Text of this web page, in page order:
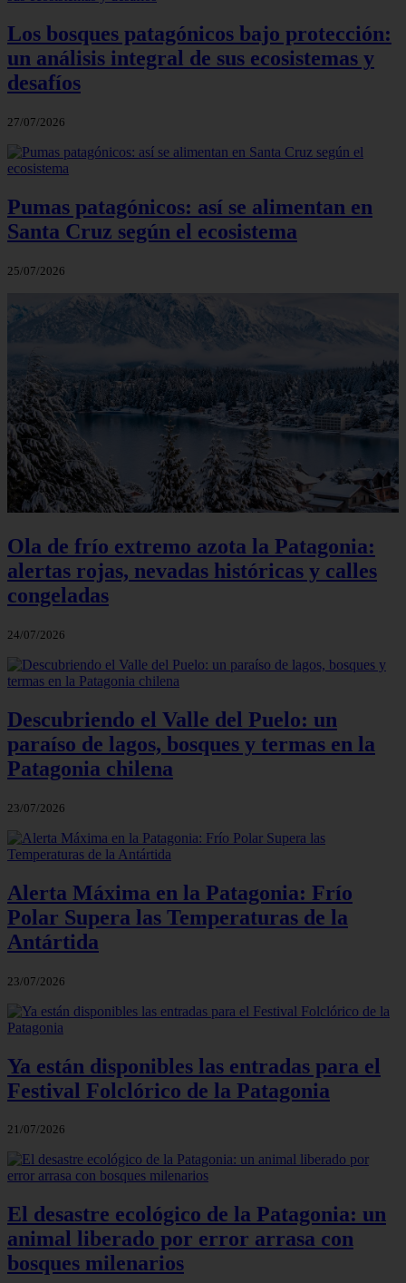
Los bosques patagónicos bajo protección:
un análisis integral de sus ecosistemas y
desafíos
27/07/2026
Pumas patagónicos: así se alimentan en
Santa Cruz según el ecosistema
25/07/2026
Ola de frío extremo azota la Patagonia:
alertas rojas, nevadas históricas y calles
congeladas
24/07/2026
Descubriendo el Valle del Puelo: un
paraíso de lagos, bosques y termas en la
Patagonia chilena
23/07/2026
Alerta Máxima en la Patagonia: Frío
Polar Supera las Temperaturas de la
Antártida
23/07/2026
Ya están disponibles las entradas para el
Festival Folclórico de la Patagonia
21/07/2026
El desastre ecológico de la Patagonia: un
animal liberado por error arrasa con
bosques milenarios